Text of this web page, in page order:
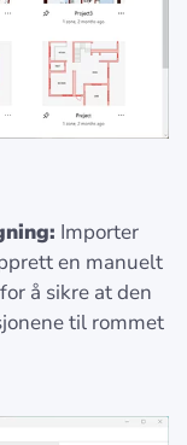
Importer
en manuelt
å sikre at den
til rommet